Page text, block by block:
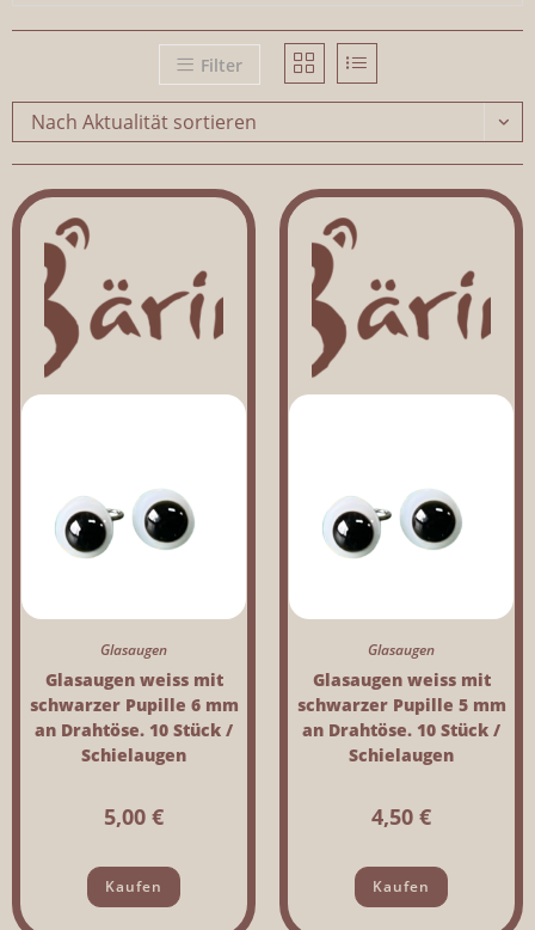
Filter
Nach Aktualität sortieren
Glasaugen
Glasaugen weiss mit
schwarzer Pupille 6 mm
an Drahtöse. 10 Stück /
Schielaugen
5,00 €
Kaufen
Glasaugen
Glasaugen weiss mit
schwarzer Pupille 5 mm
an Drahtöse. 10 Stück /
Schielaugen
4,50 €
Kaufen